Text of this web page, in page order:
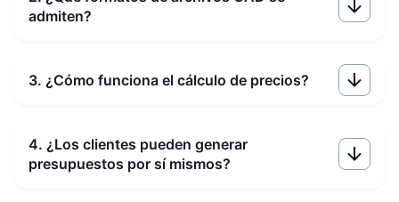
admiten?
3. ¿Cómo funciona el cálculo de precios?
4. ¿Los clientes pueden generar
presupuestos por sí mismos?